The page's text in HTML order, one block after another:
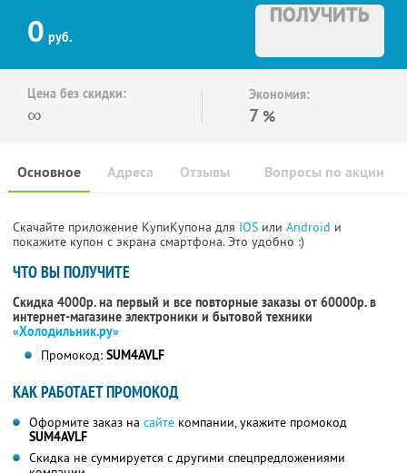
0 руб.
ПОЛУЧИТЬ
Цена без скидки:
∞
Экономия:
7 %
Основное Отзывы Вопросы по акции
Адреса
Скачайте приложение КупиКупона для IOS или Android и
покажите купон с экрана смартфона. Это удобно :)
ЧТО ВЫ ПОЛУЧИТЕ
Скидка 4000р. на первый и все повторные заказы от 60000р. в
интернет-магазине электроники и бытовой техники
«Холодильник.ру»
Промокод: SUM4AVLF
КАК РАБОТАЕТ ПРОМОКОД
Оформите заказ на сайте компании, укажите промокод
SUM4AVLF
Скидка не суммируется с другими спецпредложениями